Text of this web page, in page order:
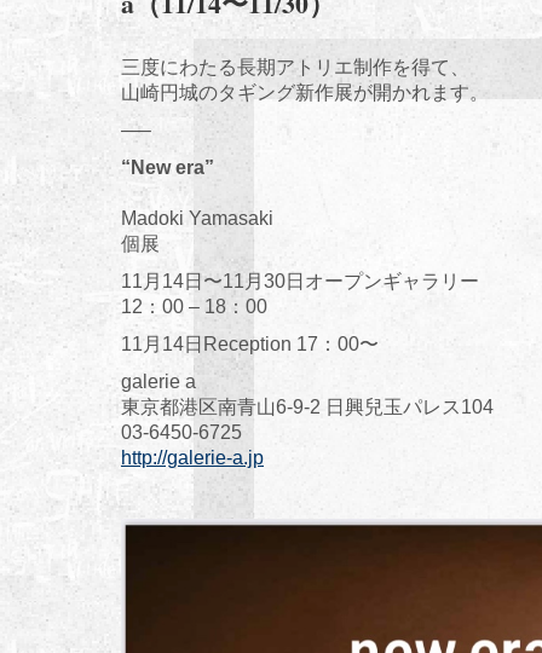
三度にわたる長期アトリエ制作を得て、
山崎円城のタギング新作展が開かれます。
—–
“New era”
Madoki Yamasaki
個展
11月14日〜11月30日オープンギャラリー
12：00 – 18：00
11月14日Reception 17：00〜
galerie a
東京都港区南青山6-9-2 日興兒玉パレス104
03-6450-6725
http://galerie-a.jp